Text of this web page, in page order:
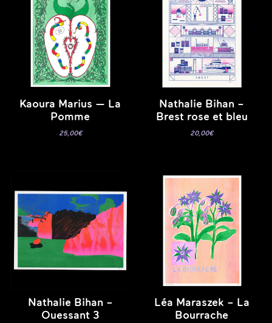
Kaoura Marius — La
Pomme
25,00€
Nathalie Bihan –
Brest rose et bleu
20,00€
Nathalie Bihan –
Ouessant 3
Léa Maraszek – La
Bourrache